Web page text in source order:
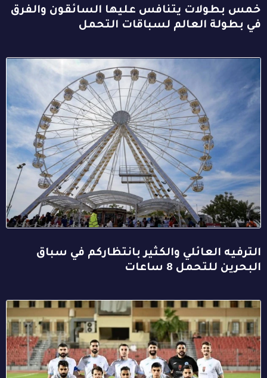
خمس بطولات يتنافس عليها السائقون والفرق
في بطولة العالم لسباقات التحمل
الترفيه العائلي والكثير بانتظاركم في سباق
البحرين للتحمل 8 ساعات